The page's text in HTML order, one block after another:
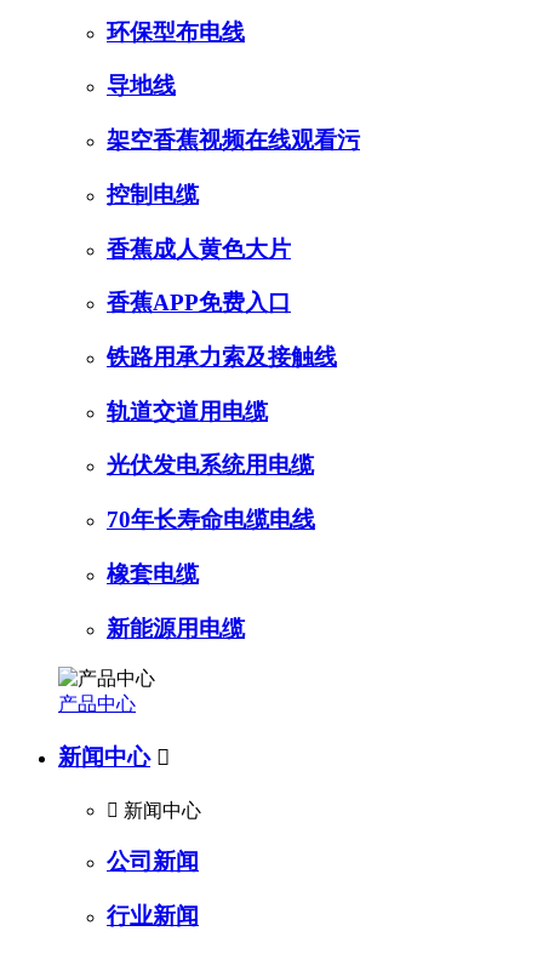
环保型布电线
导地线
架空香蕉视频在线观看污
控制电缆
香蕉成人黄色大片
香蕉APP免费入口
铁路用承力索及接触线
轨道交道用电缆
光伏发电系统用电缆
70年长寿命电缆电线
橡套电缆
新能源用电缆
产品中心
新闻中心 
 新闻中心
公司新闻
行业新闻